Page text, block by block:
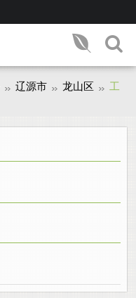
辽源市 龙山区
工